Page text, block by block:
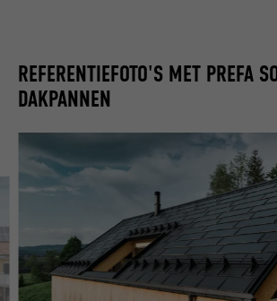
REFERENTIEFOTO'S MET PREFA
DAKPANNEN